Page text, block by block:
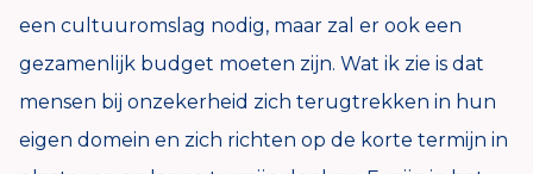
een cultuuromslag nodig, maar zal er ook een
gezamenlijk budget moeten zijn. Wat ik zie is dat
mensen bij onzekerheid zich terugtrekken in hun
eigen domein en zich richten op de korte termijn in